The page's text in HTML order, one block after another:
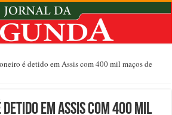
é detido em Assis com 400 mil maços de
em Assis com 400 mil